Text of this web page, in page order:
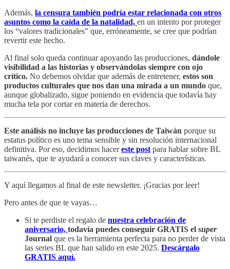
Además, la censura también podría estar relacionada con otros
asuntos como la caída de la natalidad, en un intento por proteger
los “valores tradicionales” que, erróneamente, se cree que podrían
revertir este hecho.
Al final solo queda continuar apoyando las producciones, dándole
visibilidad a las historias y observándolas siempre con ojo
crítico. No debemos olvidar que además de entretener, estos son
productos culturales que nos dan una mirada a un mundo que,
aunque globalizado, sigue poniendo en evidencia que todavía hay
mucha tela por cortar en materia de derechos.
Este análisis no incluye las producciones de Taiwán porque su
estatus político es uno tema sensible y sin resolución internacional
definitiva. Por eso, decidimos hacereste post para hablar sobre BL
taiwanés, que te ayudará a conocer sus claves y características.
Y aquí llegamos al final de este newsletter. ¡Gracias por leer!
Pero antes de que te vayas…
Si te perdiste el regalo de nuestra celebración de
aniversario, todavía puedes conseguir GRATIS el super
Journal que es la herramienta perfecta para no perder de vista
las series BL que han salido en este 2025. Descárgalo
GRATIS aquí.